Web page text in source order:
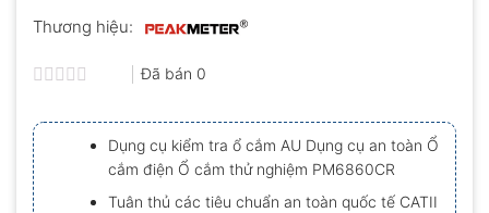
Thương hiệu:
xếp
hạng
0.0
5
sao
Đã bán 0
Dụng cụ kiểm tra ổ cắm AU Dụng cụ an toàn Ổ
cắm điện Ổ cắm thử nghiệm PM6860CR
Tuân thủ các tiêu chuẩn an toàn quốc tế CATII